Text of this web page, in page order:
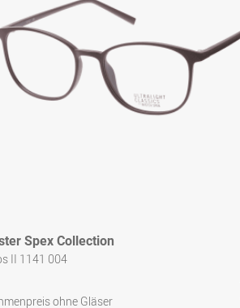
Spex Collection
II 1141 004
ohne Gläser